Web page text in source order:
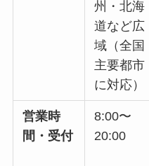
州・北海
道など広
域（全国
主要都市
に対応）
営業時
間・受付
8:00〜
20:00